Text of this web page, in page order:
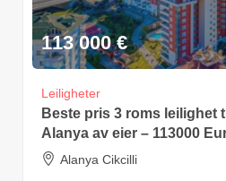
113 000 €
Leiligheter
Beste pris 3 roms leilighet
Alanya av eier – 113000
Alanya Cikcilli